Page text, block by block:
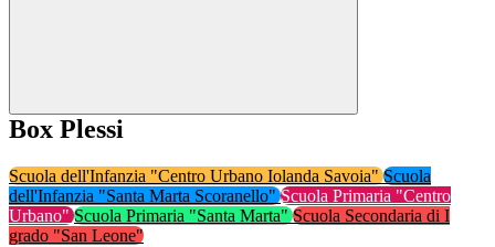
Box Plessi
Scuola dell'Infanzia "Centro Urbano Iolanda Savoia"Scuola
dell'Infanzia "Santa Marta Scoranello"Scuola Primaria "Centro
Urbano"Scuola Primaria "Santa Marta"Scuola Secondaria di I
grado "San Leone"